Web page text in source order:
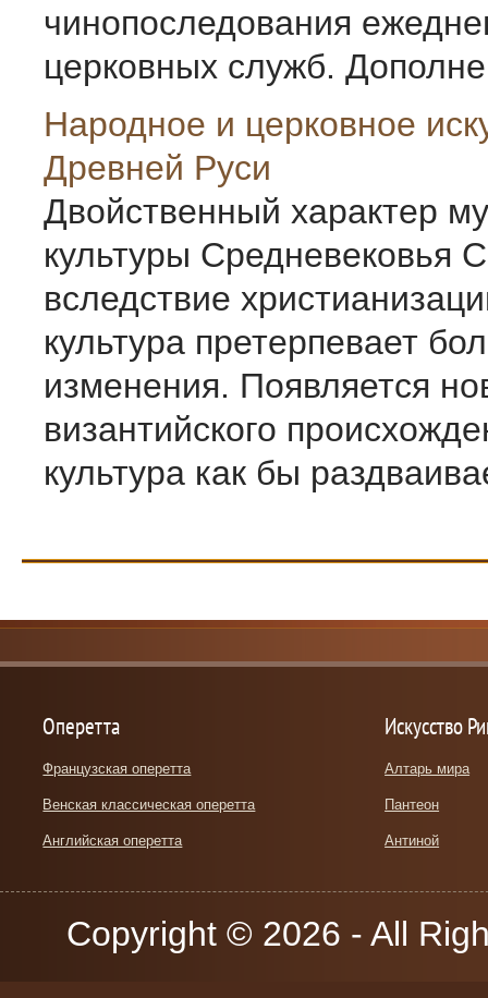
чинопоследования
церковных служб.
Народное и церковное
Древней Руси
Двойственный характер
культуры Средневековья
вследствие
культура претерпевает
изменения. Появляется
византийского
культура как бы
Оперетта
Французская оперетта
Венская классическая оперетта
Английская оперетта
Искусство
Алтарь мира
Пантеон
Антиной
Copyright © 2026 - All